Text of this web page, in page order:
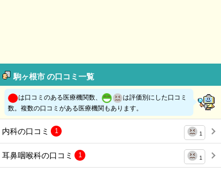
駒ヶ根市 の口コミ一覧
は口コミのある医療機関数、
は評価別にした口コミ
数。複数の口コミがある医療機関もあります。
内科の口コミ 1
1
耳鼻咽喉科の口コミ 1
1